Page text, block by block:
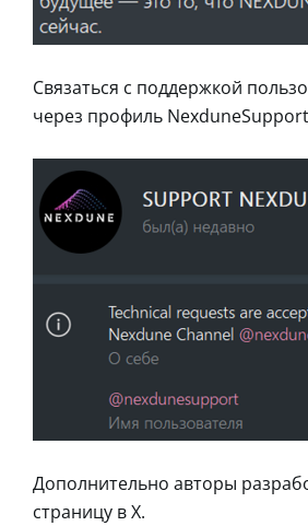
Связаться с поддержкой
через профиль NexduneSupport
Дополнительно авторы
страницу в X.